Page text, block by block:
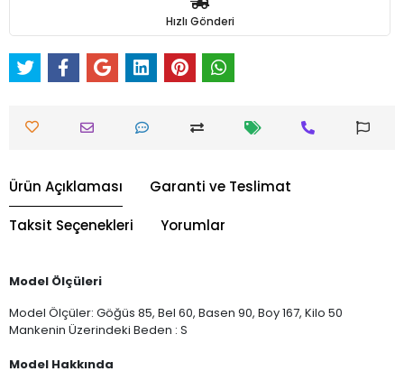
Hızlı Gönderi
Ürün Açıklaması Garanti ve Teslimat
Taksit Seçenekleri Yorumlar
Model Ölçüleri
Model Ölçüler: Göğüs 85, Bel 60, Basen 90, Boy 167, Kilo 50
Mankenin Üzerindeki Beden : S
Model Hakkında